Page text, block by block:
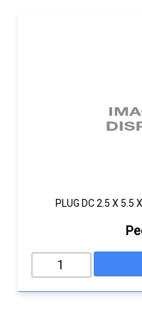
PLUG DC 2.5 X 5.5